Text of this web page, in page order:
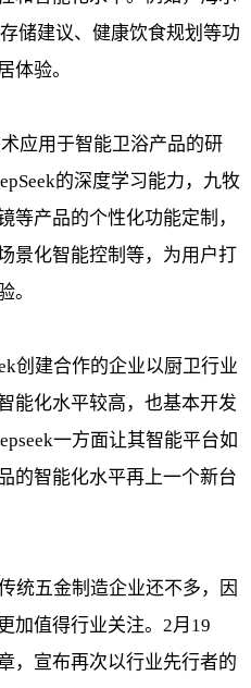
储建议、健康饮食规划等功
体验。
应用于智能卫浴产品的研
的深度学习能力，九牧
等产品的个性化功能定制，
景化智能控制等，为用户打
。
创建合作的企业以厨卫行业
能化水平较高，也基本开发
一方面让其智能平台如
的智能化水平再上一个新台
统五金制造企业还不多，因
加值得行业关注。2月19
，宣布再次以行业先行者的